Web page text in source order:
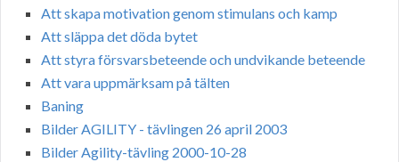
Att skapa motivation genom stimulans och kamp
Att släppa det döda bytet
Att styra försvarsbeteende och undvikande beteende
Att vara uppmärksam på tälten
Baning
Bilder AGILITY - tävlingen 26 april 2003
Bilder Agility-tävling 2000-10-28